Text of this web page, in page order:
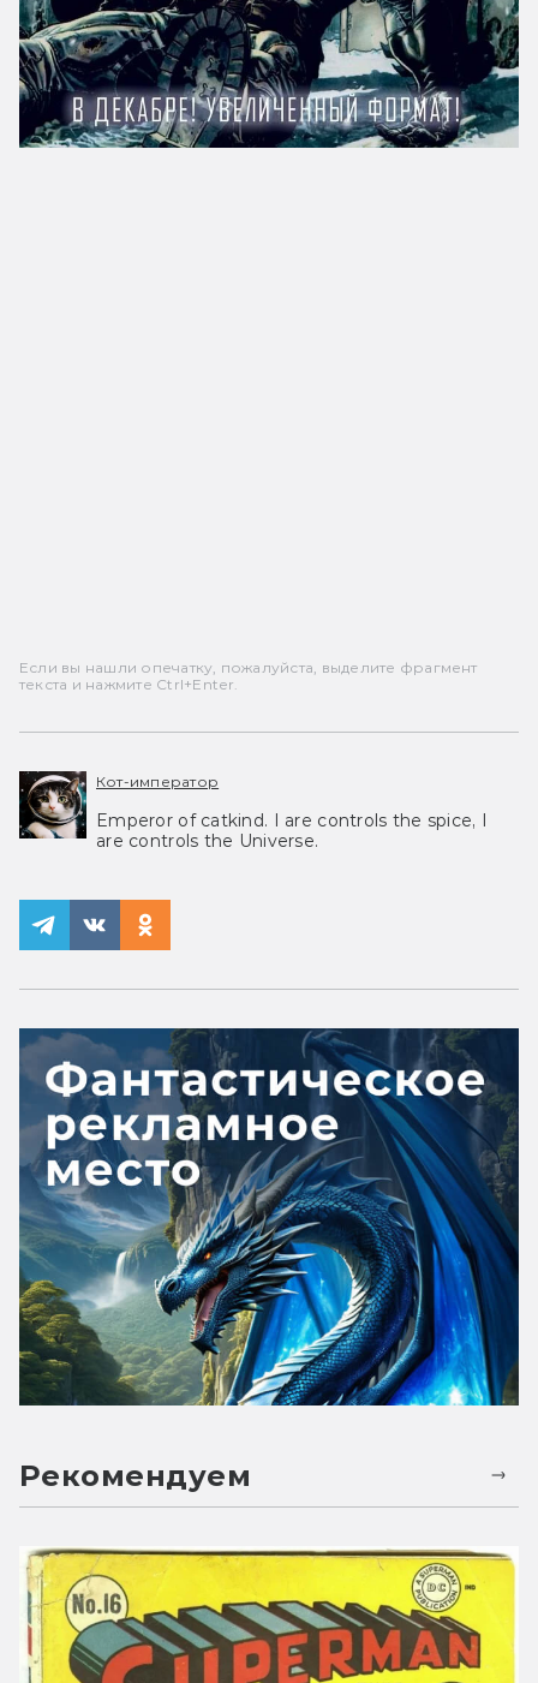
Если вы нашли опечатку, пожалуйста, выделите фрагмент
текста и нажмите Ctrl+Enter.
Кот-император
Emperor of catkind. I are controls the spice, I
are controls the Universe.
Рекомендуем